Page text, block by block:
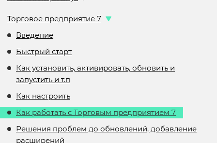
Торговое предприятие 7
Введение
Быстрый старт
Как установить, активировать, обновить и
запустить и т.п
Как настроить
Как работать с Торговым предприятием 7
Решения проблем до обновлений, добавление
расширений